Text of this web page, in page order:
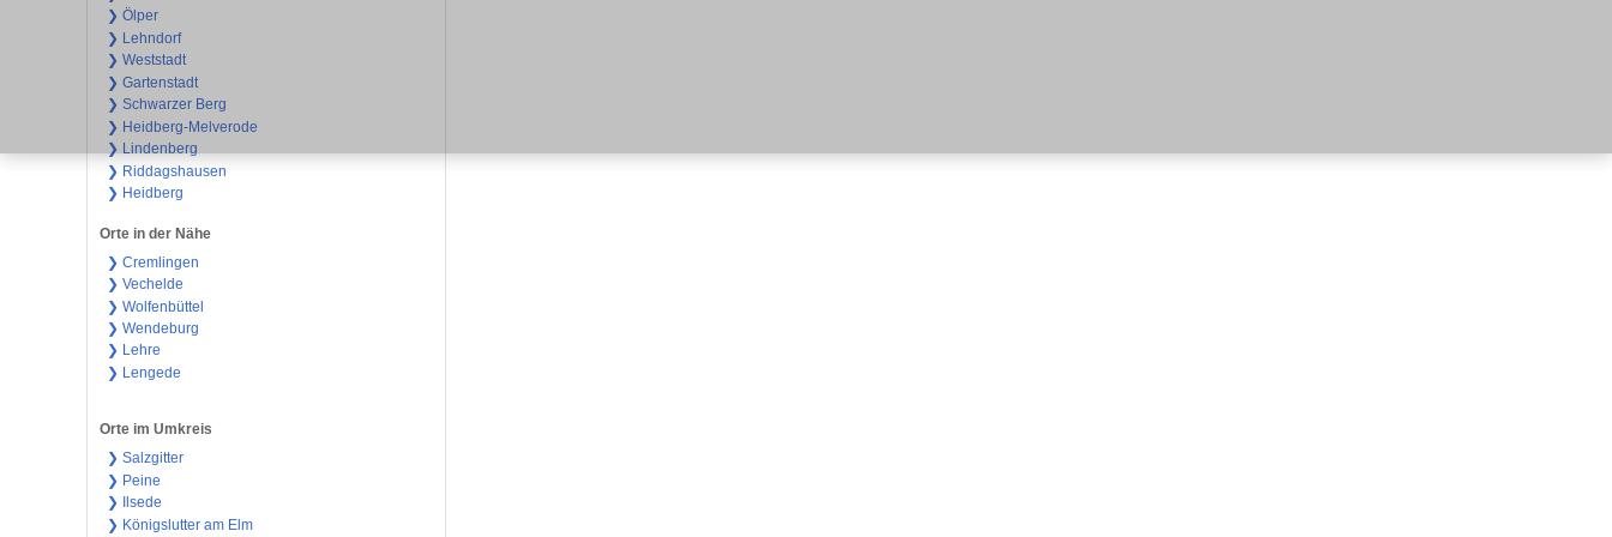
❯ Ölper
❯ Lehndorf
❯ Weststadt
❯ Gartenstadt
❯ Schwarzer Berg
❯ Heidberg-Melverode
❯ Lindenberg
❯ Riddagshausen
❯ Heidberg
Orte in der Nähe
❯ Cremlingen
❯ Vechelde
❯ Wolfenbüttel
❯ Wendeburg
❯ Lehre
❯ Lengede
Orte im Umkreis
❯ Salzgitter
❯ Peine
❯ Ilsede
❯ Königslutter am Elm